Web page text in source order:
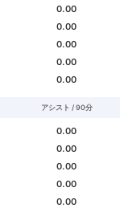
0.00
0.00
0.00
0.00
0.00
アシスト / 90分
0.00
0.00
0.00
0.00
0.00